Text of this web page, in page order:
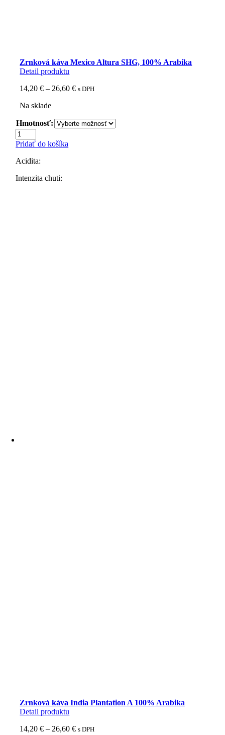
Zrnková káva Mexico Altura SHG, 100% Arabika
Detail produktu
14,20€ – 26,60€Price
26,60 €
s DPH
Na sklade
Hmotnosť:
množstvo
Zrnková
Mexico
SHG,
Pridať do košíka
Acidita:
Intenzita chuti:
Zrnková káva India Plantation A 100% Arabika
Detail produktu
14,20€ – 26,60€Price
s DPH